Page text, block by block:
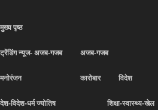
मुख्य पृष्ठ
ट्रेंडिंग न्यूज- अजब-गजब
मनोरंजन
अजब-गजब
कारोबार विदेश
देश-विदेश-धर्म ज्योतिष शिक्षा-स्वास्थ्य-खेल